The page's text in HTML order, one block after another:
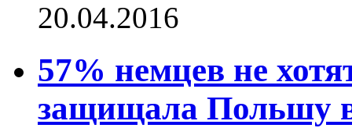
20.04.2016
57% немцев не
защищала Польшу